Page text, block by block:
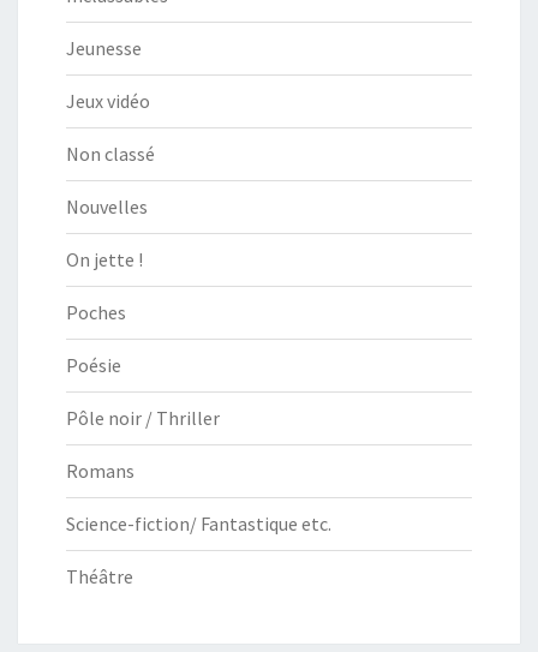
Jeunesse
Jeux vidéo
Non classé
Nouvelles
On jette !
Poches
Poésie
Pôle noir / Thriller
Romans
Science-fiction/ Fantastique etc.
Théâtre